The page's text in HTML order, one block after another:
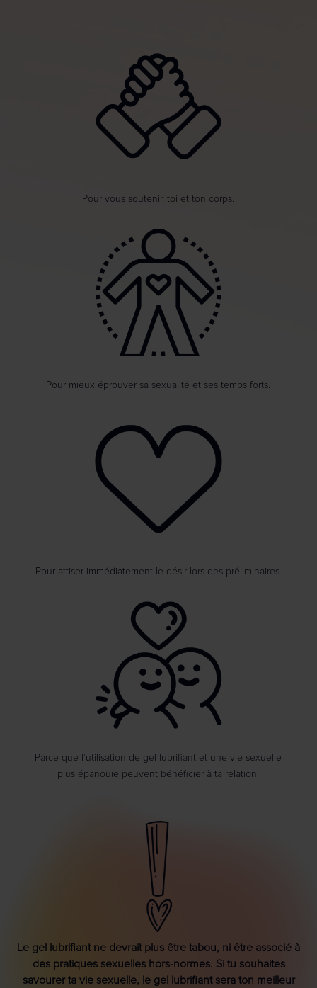
Pour vous soutenir, toi et ton corps.
Pour mieux éprouver sa sexualité et ses temps forts.
Pour attiser immédiatement le désir lors des préliminaires.
Parce que l’utilisation de gel lubrifiant et une vie sexuelle
plus épanouie peuvent bénéficier à ta relation.
Le gel lubrifiant ne devrait plus être tabou, ni être associé à
des pratiques sexuelles hors-normes. Si tu souhaites
savourer ta vie sexuelle, le gel lubrifiant sera ton meilleur